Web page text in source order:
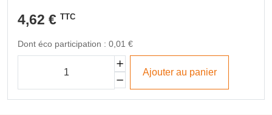
4,62 € TTC
Dont éco participation : 0,01 €
Ajouter au panier